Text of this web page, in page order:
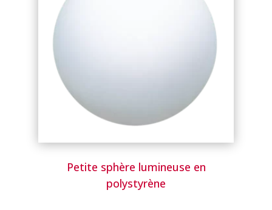
Petite sphère lumineuse en
polystyrène